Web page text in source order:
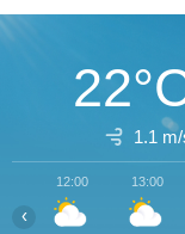
1.1
12:00 13:00
‹